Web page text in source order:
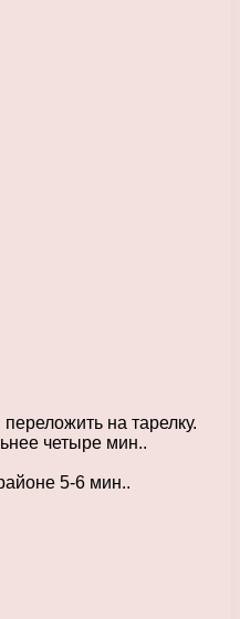
на тарелку.
четыре мин..
5-6 мин..